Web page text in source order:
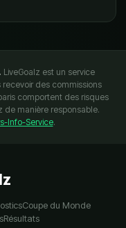
LiveGoalz est un service
des commissions
comportent des risques
de manière responsable.
Info-Service.
Coupe du Monde
Résultats